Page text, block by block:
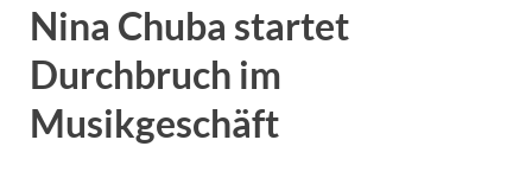
Nina Chuba startet
Durchbruch im
Musikgeschäft